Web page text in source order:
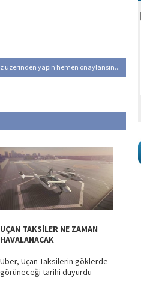
üzerinden yapın hemen onaylansın...
UÇAN TAKSİLER NE ZAMAN
HAVALANACAK
Uber, Uçan Taksilerin göklerde
görüneceği tarihi duyurdu